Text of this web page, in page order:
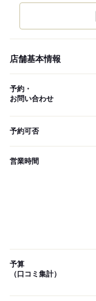
店舗基本情報
予約・
お問い合わせ
予約可否
営業時間
予算
（口コミ集計）